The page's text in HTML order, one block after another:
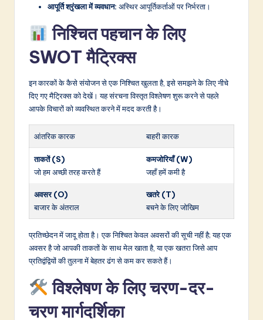
आपूर्ति श्रृंखला में व्यवधान: अस्थिर आपूर्तिकर्ताओं पर निर्भरता।
निश्चित पहचान के लिए
SWOT मैट्रिक्स
इन कारकों के कैसे संयोजन से एक निश्चित खुलता है, इसे समझने के लिए नीचे
दिए गए मैट्रिक्स को देखें। यह संरचना विस्तृत विश्लेषण शुरू करने से पहले
आपके विचारों को व्यवस्थित करने में मदद करती है।
आंतरिक कारक बाहरी कारक
ताकतें (S)
जो हम अच्छी तरह करते हैं
कमजोरियाँ (W)
जहाँ हमें कमी है
अवसर (O)
बाजार के अंतराल
खतरे (T)
बचने के लिए जोखिम
प्रतिच्छेदन में जादू होता है। एक निश्चित केवल अवसरों की सूची नहीं है; यह एक
अवसर है जो आपकी ताकतों के साथ मेल खाता है, या एक खतरा जिसे आप
प्रतिद्वंद्वियों की तुलना में बेहतर ढंग से कम कर सकते हैं।
विश्लेषण के लिए चरण-दर-
चरण मार्गदर्शिका